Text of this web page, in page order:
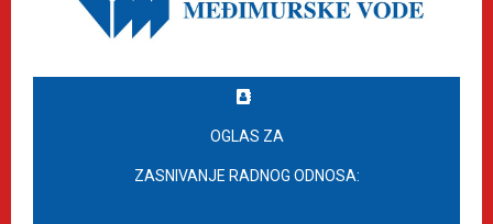
OGLAS ZA
ZASNIVANJE RADNOG ODNOSA: